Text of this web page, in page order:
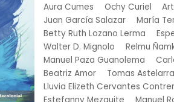
Aura Cumes
Ochy Curiel
Juan García Salazar
María
Betty Ruth Lozano Lerma
Walter D. Mignolo
Relmu
Manuel Paza Guanolema
Beatriz Amor
Tomas Astelarra
Lluvia Elizeth Cervantes